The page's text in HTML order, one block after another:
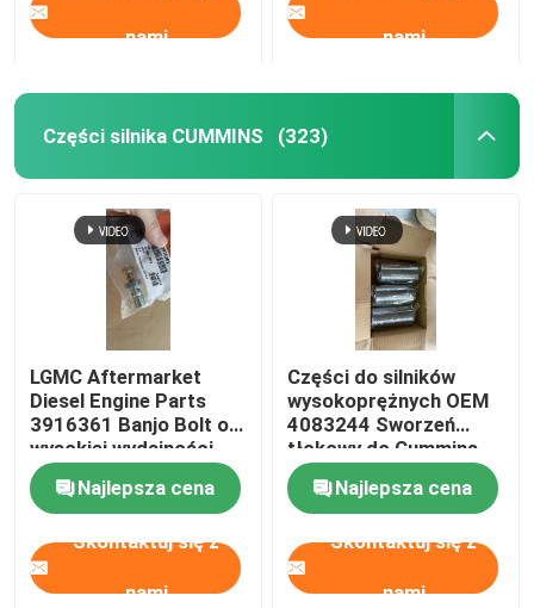
nami nami
Części silnika CUMMINS (323)
LGMC Aftermarket
Diesel Engine Parts
3916361 Banjo Bolt o
wysokiej wydajności
Najlepsza cena
Skontaktuj się z
nami
Części do silników
wysokoprężnych OEM
4083244 Sworzeń
tłokowy do Cummins
Najlepsza cena
Skontaktuj się z
nami